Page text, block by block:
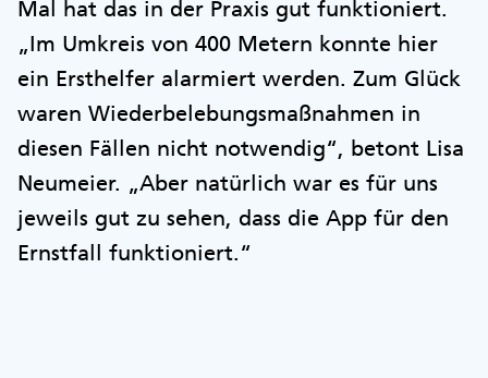
Mal hat das in der Praxis gut funktioniert.
„Im Umkreis von 400 Metern konnte hier
ein Ersthelfer alarmiert werden. Zum Glück
waren Wiederbelebungsmaßnahmen in
diesen Fällen nicht notwendig“, betont Lisa
Neumeier. „Aber natürlich war es für uns
jeweils gut zu sehen, dass die App für den
Ernstfall funktioniert.“